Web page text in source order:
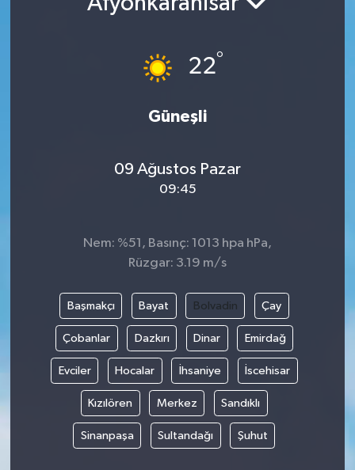
22°
Güneşli
09 Ağustos Pazar
09:45
Nem: %51, Basınç: 1013 hpa hPa,
Rüzgar: 3.19 m/s
Başmakçı Bayat Bolvadin Çay
Çobanlar Dazkırı Dinar Emirdağ
Evciler Hocalar İhsaniye İscehisar
Kızılören Merkez Sandıklı
Sinanpaşa Sultandağı Şuhut